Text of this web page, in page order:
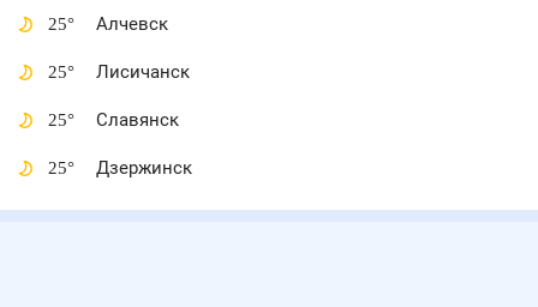
25° Алчевск
25° Лисичанск
25° Славянск
25° Дзержинск